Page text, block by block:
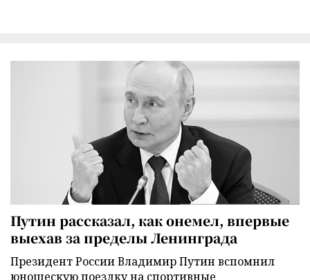
Путин рассказал, как онемел, впервые
выехав за пределы Ленинграда
Президент России Владимир Путин вспомнил
юношескую поездку на спортивные